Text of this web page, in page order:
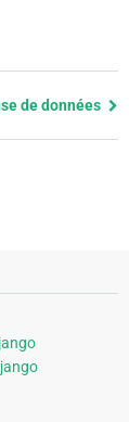
de données